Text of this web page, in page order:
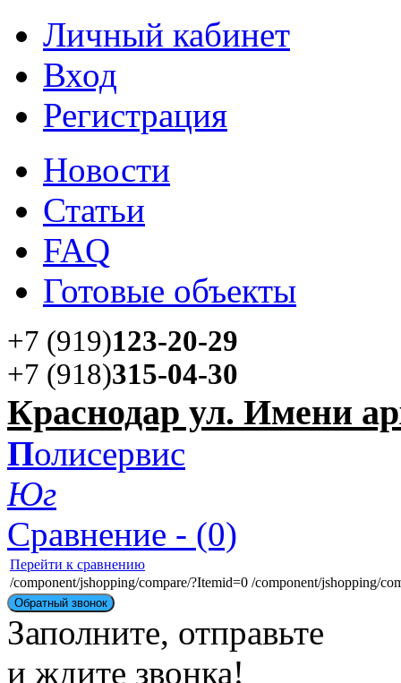
Личный кабинет
Вход
Регистрация
Новости
Статьи
FAQ
Готовые объекты
+7 (919)123-20-29
+7 (918)315-04-30
Краснодар ул. Имени
Полисервис
Юг
Сравнение - (0)
Перейти к сравнению
/component/jshopping/compare/?Itemid=0 /component/jshopping/
Обратный звонок
Заполните, отправьте
и ждите звонка!